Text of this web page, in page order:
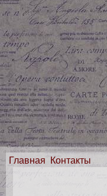
Главная Контакты